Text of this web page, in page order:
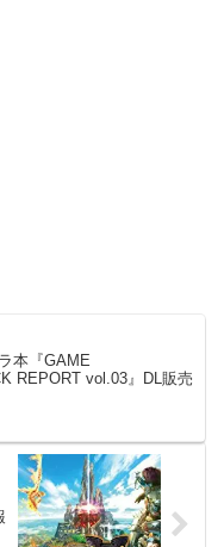
本『GAME
REPORT vol.03』DL販売